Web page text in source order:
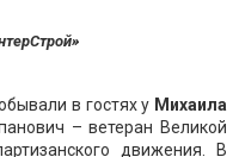
в гостях у Михаила
– ветеран Великой
движения. В